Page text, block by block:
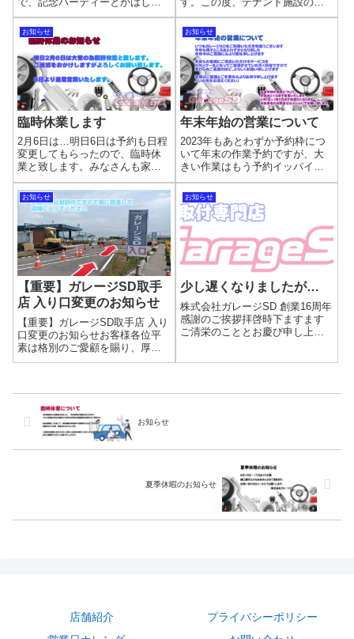
せんが…これかも持ち込み取り
付けを軸に頑張っていきますの
で、よろしくお願いいたしま
す。折角なので・・・新しく協
力会社も増え、仕事量も増やさ
ないと潰れてしまう...
朽化に伴い、現在の店舗（取手
市桑原775）から新店舗へ移転す
ることとなりました。📍 新店舗
所在地住所：取手市稲1323（ふ
れあい通り沿い）アジア取手カ
ント...
お知らせ
臨時休業します
2月6日は…明日6日は予約も日程
変更してもらったので、臨時休
業と致します。みなさんも家で
おとなしく過ごしましょう('ω')ノ
メールでのお問い合わせにはリ
モートでなるべく返信いたしま
すので、休み明けのご予約お待
ちしております<(_ _)>
お知らせ
年末年始の営業について
2023年もあとわずか予約枠につ
いて年末の作業予約ですが、大
きい作業はもう予約イッパイで
す(/ω＼)タイヤ交換などはまだ少
し作業枠がありますが、間もな
く埋まってしまうと思います。
お早めにご予約ください。お問
合せはこちらから
お知らせ
【重要】ガレージSD取手
店 入り口変更のお知らせ
【重要】ガレージSD取手店 入り
口変更のお知らせお客様各位平
素は格別のご愛顧を賜り、厚く
御礼申し上げます。この度、当
おりました入り口を一時的に封
鎖させていた...
お知らせ
少し遅くなりましたが…
株式会社ガレージSD 創業16周年
感謝のご挨拶拝啓時下ますます
ご清栄のこととお慶び申し上げ
業16周年を迎えることとなり
お知らせ
夏季休暇のお知らせ
店舗紹介
プライバシーポリシー